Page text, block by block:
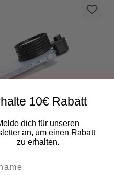
mit
10€ Rabatt
dich für unseren
an, um einen Rabatt
zu erhalten.